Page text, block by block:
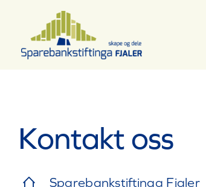
content
Kontakt oss
Sparebankstiftinga Fjaler